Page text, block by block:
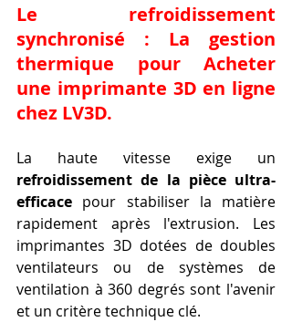
Le refroidissement
synchronisé : La gestion
thermique pour Acheter
une imprimante 3D en ligne
chez LV3D.
refroidissement de la pièce ultra-
efficace pour stabiliser la matière
rapidement après l'extrusion. Les
imprimantes 3D dotées de doubles
ventilateurs ou de systèmes de
ventilation à 360 degrés sont l'avenir
et un critère technique clé.